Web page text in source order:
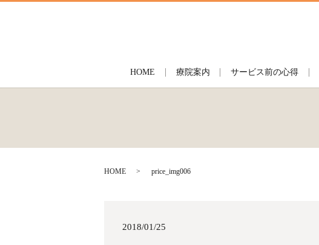
HOME 療院案内 サービス前の心得
HOME price_img006
2018/01/25